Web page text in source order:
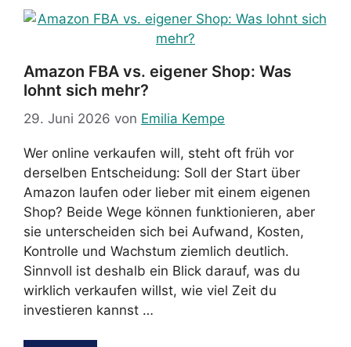
Amazon FBA vs. eigener Shop: Was
lohnt sich mehr?
29. Juni 2026 von Emilia Kempe
Wer online verkaufen will, steht oft früh vor
derselben Entscheidung: Soll der Start über
Amazon laufen oder lieber mit einem eigenen
Shop? Beide Wege können funktionieren, aber
sie unterscheiden sich bei Aufwand, Kosten,
Kontrolle und Wachstum ziemlich deutlich.
Sinnvoll ist deshalb ein Blick darauf, was du
wirklich verkaufen willst, wie viel Zeit du
investieren kannst …